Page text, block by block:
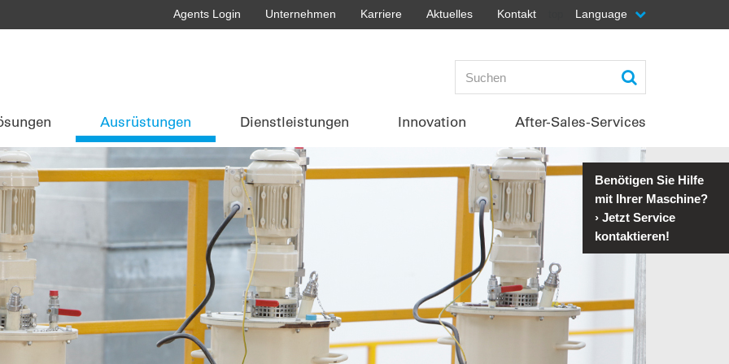
Agents Login Unternehmen Karriere Aktuelles Kontakt Language
Ausrüstungen Dienstleistungen Innovation After-Sales-Services
Benötigen Sie Hilfe
mit Ihrer Maschine?
› Jetzt Service
kontaktieren!